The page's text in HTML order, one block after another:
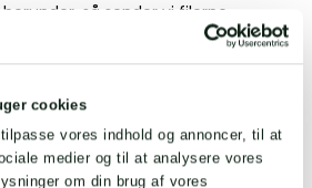
cookies
vores indhold og annoncer, til at
medier og til at analysere vores
om din brug af vores
så sender vi filerne